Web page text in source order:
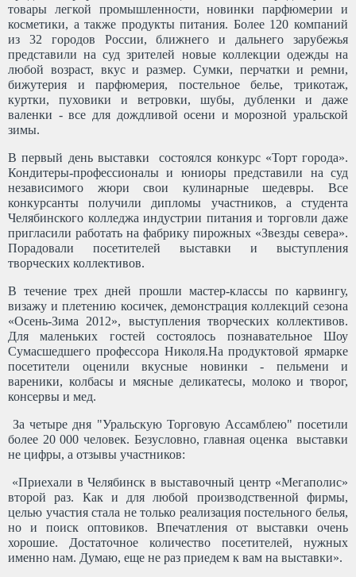
товары легкой промышленности, новинки парфюмерии и
косметики, а также продукты питания. Более 120 компаний
из 32 городов России, ближнего и дальнего зарубежья
представили на суд зрителей новые коллекции одежды на
любой возраст, вкус и размер. Сумки, перчатки и ремни,
бижутерия и парфюмерия, постельное белье, трикотаж,
куртки, пуховики и ветровки, шубы, дубленки и даже
валенки - все для дождливой осени и морозной уральской
зимы.
В первый день выставки состоялся конкурс «Торт города».
Кондитеры-профессионалы и юниоры представили на суд
независимого жюри свои кулинарные шедевры. Все
конкурсанты получили дипломы участников, а студента
Челябинского колледжа индустрии питания и торговли даже
пригласили работать на фабрику пирожных «Звезды севера».
Порадовали посетителей выставки и выступления
творческих коллективов.
В течение трех дней прошли мастер-классы по карвингу,
визажу и плетению косичек, демонстрация коллекций сезона
«Осень-Зима 2012», выступления творческих коллективов.
Для маленьких гостей состоялось познавательное Шоу
Сумасшедшего профессора Николя.На продуктовой ярмарке
посетители оценили вкусные новинки - пельмени и
вареники, колбасы и мясные деликатесы, молоко и творог,
консервы и мед.
За четыре дня "Уральскую Торговую Ассамблею" посетили
более 20 000 человек. Безусловно, главная оценка выставки
не цифры, а отзывы участников:
«Приехали в Челябинск в выставочный центр «Мегаполис»
второй раз. Как и для любой производственной фирмы,
целью участия стала не только реализация постельного белья,
но и поиск оптовиков. Впечатления от выставки очень
хорошие. Достаточное количество посетителей, нужных
именно нам. Думаю, еще не раз приедем к вам на выставки».